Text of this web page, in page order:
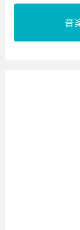
音